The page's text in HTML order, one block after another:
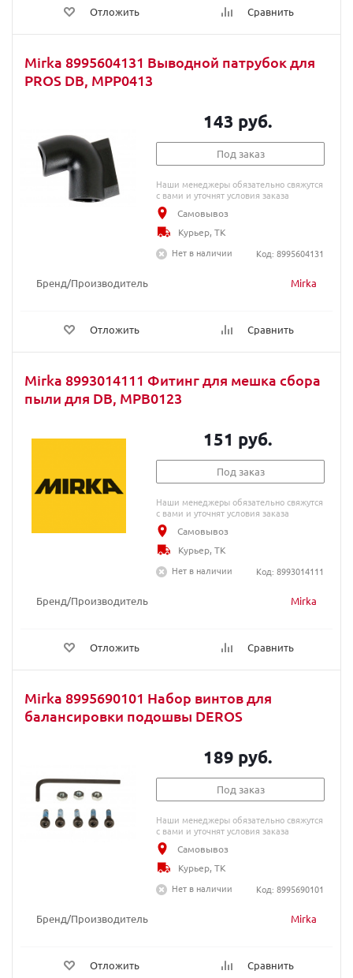
Отложить Сравнить
Mirka 8995604131 Выводной патрубок для
PROS DB, MPP0413
Бренд/Производитель Mirka
Отложить Сравнить
143 руб.
Под заказ
Наши менеджеры обязательно свяжутся
с вами и уточнят условия заказа
Самовывоз
Курьер, ТК
Нет в наличии
Код: 8995604131
Mirka 8993014111 Фитинг для мешка сбора
пыли для DB, MPB0123
Бренд/Производитель Mirka
Отложить Сравнить
151 руб.
Под заказ
Наши менеджеры обязательно свяжутся
с вами и уточнят условия заказа
Самовывоз
Курьер, ТК
Нет в наличии
Код: 8993014111
Mirka 8995690101 Набор винтов для
балансировки подошвы DEROS
Бренд/Производитель Mirka
Отложить Сравнить
189 руб.
Под заказ
Наши менеджеры обязательно свяжутся
с вами и уточнят условия заказа
Самовывоз
Курьер, ТК
Нет в наличии
Код: 8995690101